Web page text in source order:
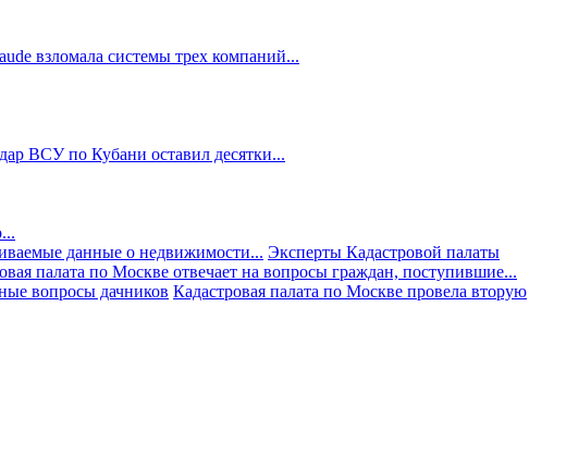
взломала системы трех компаний...
ВСУ по Кубани оставил десятки...
данные о недвижимости... Эксперты Кадастровой палаты
палата по Москве отвечает на вопросы граждан, поступившие...
вопросы дачников Кадастровая палата по Москве провела вторую